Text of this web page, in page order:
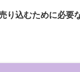
り込むために必要